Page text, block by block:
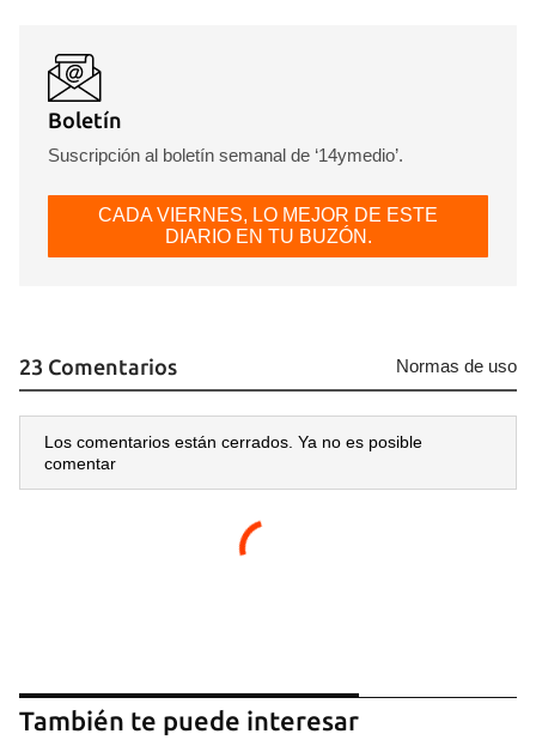
Boletín
Suscripción al boletín semanal de ‘14ymedio’.
CADA VIERNES, LO MEJOR DE ESTE
DIARIO EN TU BUZÓN.
23 Comentarios Normas de uso
Los comentarios están cerrados. Ya no es posible
comentar
También te puede interesar